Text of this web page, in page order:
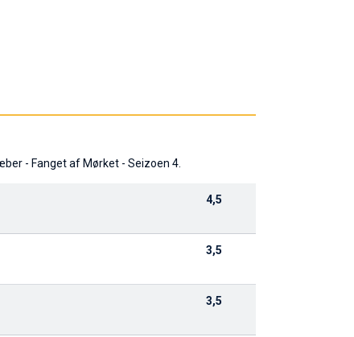
- Fanget af Mørket - Seizoen 4.
4,5
3,5
3,5